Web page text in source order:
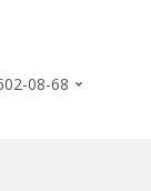
08-68